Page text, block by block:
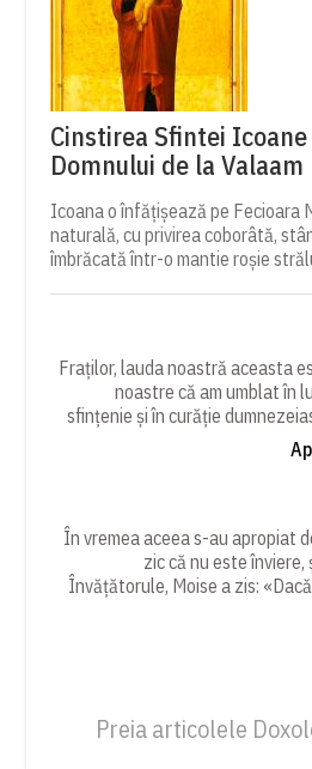
Cinstirea Sfintei
Domnului de la Valaam
Icoana o înfățișează pe Fecioara
naturală, cu privirea coborâtă,
îmbrăcată într-o mantie roșie
Fraților, lauda noastră aceasta
noastre că am umblat în
sfințenie și în curăție
În vremea aceea s-au apropiat
zic că nu este
Învățătorule, Moise a zis:
Preia articolele